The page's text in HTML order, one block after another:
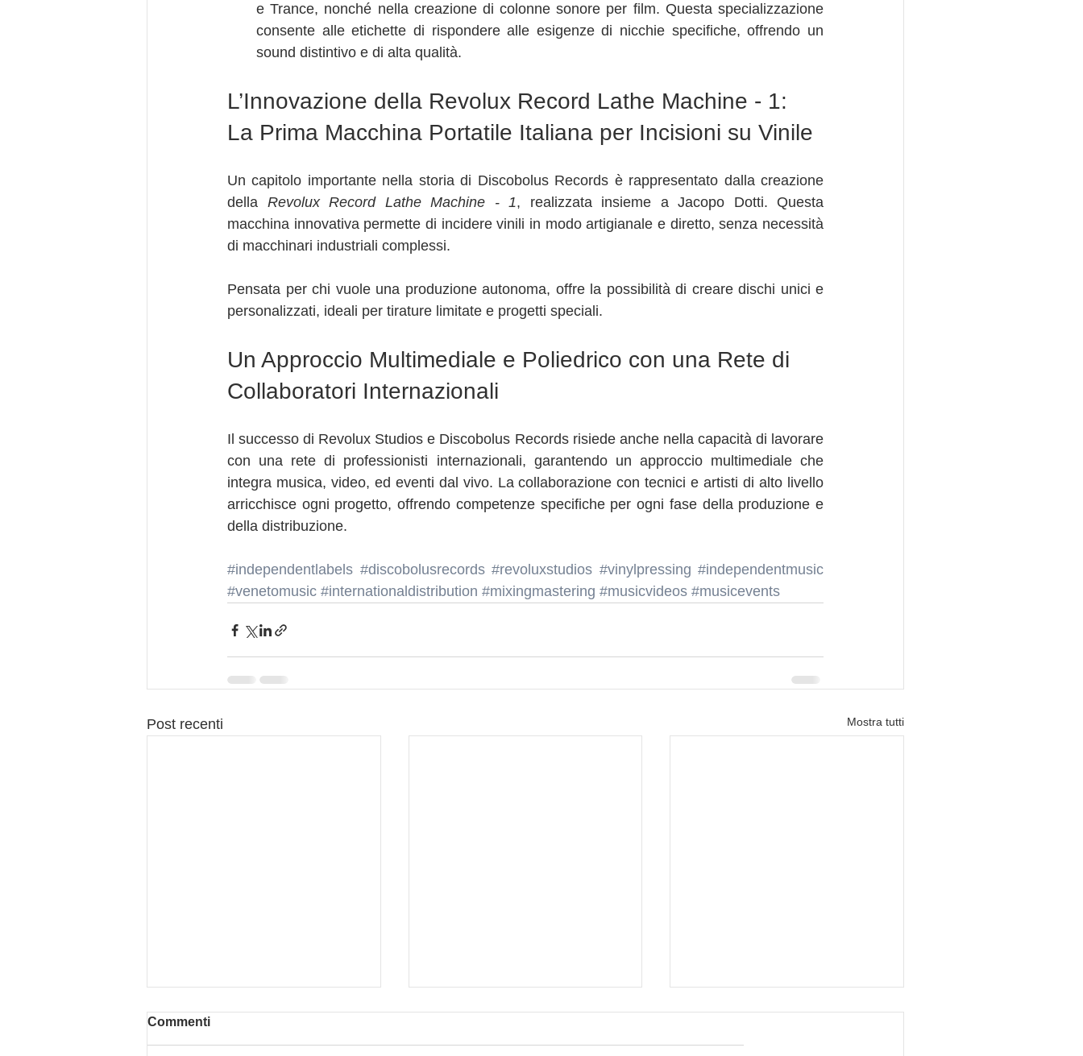
e Trance, nonché nella creazione di colonne sonore per film. Questa specializzazione
consente alle etichette di rispondere alle esigenze di nicchie specifiche, offrendo un
sound distintivo e di alta qualità.
L’Innovazione della Revolux Record Lathe Machine - 1:
La Prima Macchina Portatile Italiana per Incisioni su Vinile
Un capitolo importante nella storia di Discobolus Records è rappresentato dalla creazione
della Revolux Record Lathe Machine - 1, realizzata insieme a Jacopo Dotti. Questa
macchina innovativa permette di incidere vinili in modo artigianale e diretto, senza necessità
di macchinari industriali complessi.
Pensata per chi vuole una produzione autonoma, offre la possibilità di creare dischi unici e
personalizzati, ideali per tirature limitate e progetti speciali.
Un Approccio Multimediale e Poliedrico con una Rete di
Collaboratori Internazionali
Il successo di Revolux Studios e Discobolus Records risiede anche nella capacità di lavorare
con una rete di professionisti internazionali, garantendo un approccio multimediale che
integra musica, video, ed eventi dal vivo. La collaborazione con tecnici e artisti di alto livello
arricchisce ogni progetto, offrendo competenze specifiche per ogni fase della produzione e
della distribuzione.
#independentlabels #discobolusrecords #revoluxstudios #vinylpressing #independentmusic
#venetomusic #internationaldistribution #mixingmastering #musicvideos #musicevents
Post recenti Mostra tutti
Commenti